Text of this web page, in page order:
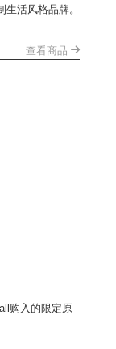
活风格品牌。
查看商品
购入的限定原